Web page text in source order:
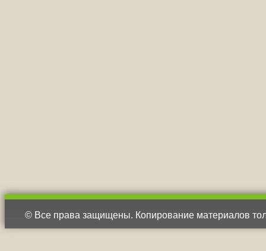
© Все права защищены. Копирование материалов